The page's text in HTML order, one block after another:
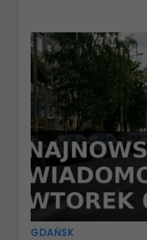
GDAŃSK